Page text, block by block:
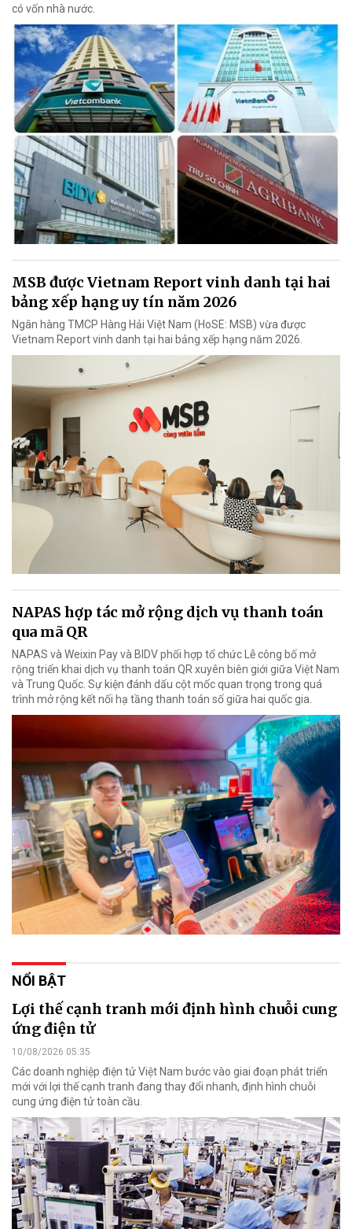
có vốn nhà nước.
MSB được Vietnam Report vinh danh tại hai
bảng xếp hạng uy tín năm 2026
Ngân hàng TMCP Hàng Hải Việt Nam (HoSE: MSB) vừa được
Vietnam Report vinh danh tại hai bảng xếp hạng năm 2026.
NAPAS hợp tác mở rộng dịch vụ thanh toán
qua mã QR
NAPAS và Weixin Pay và BIDV phối hợp tổ chức Lễ công bố mở
rộng triển khai dịch vụ thanh toán QR xuyên biên giới giữa Việt Nam
và Trung Quốc. Sự kiện đánh dấu cột mốc quan trọng trong quá
trình mở rộng kết nối hạ tầng thanh toán số giữa hai quốc gia.
NỔI BẬT
Lợi thế cạnh tranh mới định hình chuỗi cung
ứng điện tử
10/08/2026 05:35
Các doanh nghiệp điện tử Việt Nam bước vào giai đoạn phát triển
mới với lợi thế cạnh tranh đang thay đổi nhanh, định hình chuỗi
cung ứng điện tử toàn cầu.